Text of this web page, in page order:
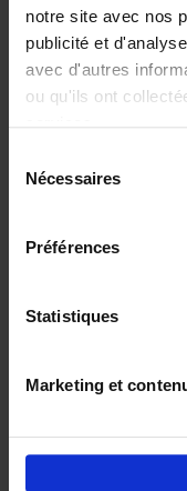
notre site avec nos
publicité et
avec d'autres
ou qu'ils ont
Nécessaires
Préférences
Statistiques
Marketing et